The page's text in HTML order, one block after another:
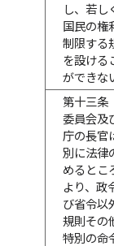
し、若し
国民の権
制限する
を設ける
ができな
第十三条
委員会及
庁の長官
別に法律
めるとこ
より、政
び省令以
規則その
特別の命